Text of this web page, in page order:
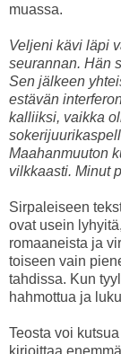
muassa.
Veljeni kävi läpi
seurannan. Hän
Sen jälkeen
estävän
kalliiksi, vaikka
Maahanmuuton
vilkkaasti. Minut
Sirpaleiseen
ovat usein
romaaneista ja
toiseen vain
tahdissa. Kun
hahmottua ja
Teosta voi
kirjoittaa